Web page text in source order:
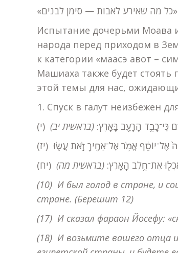
«כל מה שאירע לאבות — סימן לבנים
Испытание дочерьми Моава
народа перед приходом в
к категории «маасэ авот –
Машиаха также будет стоять
этой темы для нас,
Спуск в галут неизбежен
כִּֽי־כָבֵ֥ד הָֽרָעָ֖ב בָּאָֽרֶץ: (בראשית יב)
אֶת־חֵ֥לֶב הָאָֽרֶץ: (בראשית מה)
(10) И был голод в стране, и
стране. (Берешит 12)
(17) И сказал фараон Йосефу:
(18) И возьмите вашего отца